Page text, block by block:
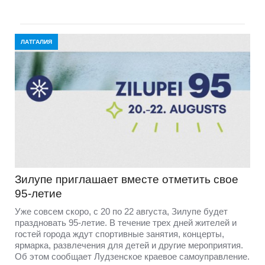
ЛАТГАЛИЯ
Зилупе приглашает вместе отметить свое
95-летие
Уже совсем скоро, с 20 по 22 августа, Зилупе будет
праздновать 95-летие. В течение трех дней жителей и
гостей города ждут спортивные занятия, концерты,
ярмарка, развлечения для детей и другие мероприятия.
Об этом сообщает Лудзенское краевое самоуправление.